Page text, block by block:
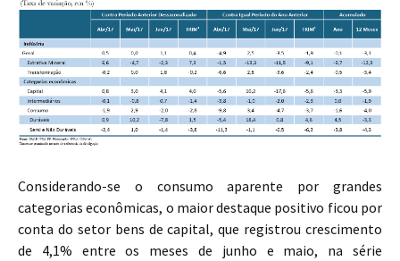
Considerando-se o consumo aparente por grandes
categorias econômicas, o maior destaque positivo ficou por
conta do setor bens de capital, que registrou crescimento
de 4,1% entre os meses de junho e maio, na série